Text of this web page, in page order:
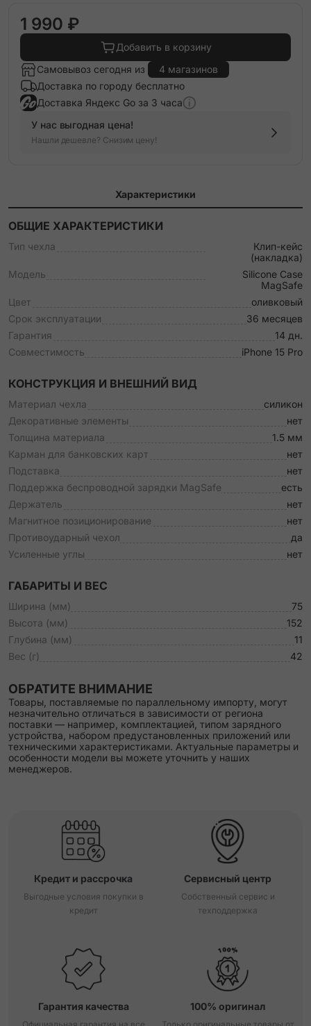
1 990 ₽
Добавить в корзину
Самовывоз сегодня из
4 магазинов
Доставка по городу бесплатно
Доставка Яндекс Go за 3 часа
У нас выгодная цена!
Нашли дешевле? Снизим цену!
Характеристики
ОБЩИЕ ХАРАКТЕРИСТИКИ
Тип чехла
Клип-кейс
(накладка)
Модель
Silicone Case
MagSafe
Цвет
оливковый
Срок эксплуатации
36 месяцев
Гарантия
14 дн.
Совместимость
iPhone 15 Pro
КОНСТРУКЦИЯ И ВНЕШНИЙ ВИД
Материал чехла
силикон
Декоративные элементы
нет
Толщина материала
1.5 мм
Карман для банковских карт
нет
Подставка
нет
Поддержка беспроводной зарядки MagSafe
есть
Держатель
нет
Магнитное позиционирование
нет
Противоударный чехол
да
Усиленные углы
нет
ГАБАРИТЫ И ВЕС
Ширина (мм)
75
Высота (мм)
152
Глубина (мм)
11
Вес (г)
42
ОБРАТИТЕ ВНИМАНИЕ
Товары, поставляемые по параллельному импорту, могут
незначительно отличаться в зависимости от региона
поставки — например, комплектацией, типом зарядного
устройства, набором предустановленных приложений или
техническими характеристиками. Актуальные параметры и
особенности модели вы можете уточнить у наших
менеджеров.
Кредит и рассрочка
Выгодные условия покупки в
кредит
Сервисный центр
Собственный сервис и
техподдержка
Гарантия качества 100% оригинал